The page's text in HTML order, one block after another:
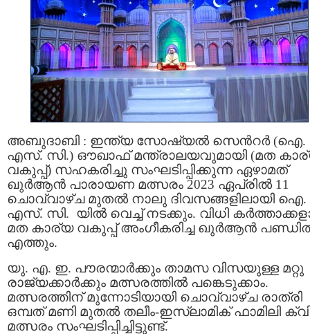
അബുദാബി : ഇന്ത്യ സോഷ്യല്‍ സെന്‍റര്‍ (ഐ.
എസ്. സി.) ഔഖാഫ് മന്ത്രാലയവുമായി (മത
വകുപ്പ്) സഹകരിച്ചു സംഘടിപ്പിക്കുന്ന ഏഴാമത്
ഖുര്‍ആന്‍ പാരായണ മത്സരം 2023 ഏപ്രില്‍ 11
ചൊവ്വാഴ്ച മുതല്‍ നാലു ദിവസങ്ങളിലായി ഐ.
എസ്. സി. യില്‍ വെച്ച് നടക്കും. വിധി
മത കാര്യ വകുപ്പ് അംഗീകരിച്ച ഖുര്‍ആന്‍
എത്തും.
യു. എ. ഇ. പൗരന്മാര്‍ക്കും താമസ വിസയുള്ള മറ്റു
രാജ്യക്കാര്‍ക്കും മത്സരത്തില്‍ പങ്കെടുക്കാം.
മത്സരത്തിന് മുന്നോടിയായി ചൊവ്വാഴ്ച രാത്രി
ഒമ്പത് മണി മുതല്‍ തലീം-ഇസ്ലാമിക് ഫാമിലി
മത്സരം സംഘടിപ്പിച്ചിട്ടുണ്ട്.